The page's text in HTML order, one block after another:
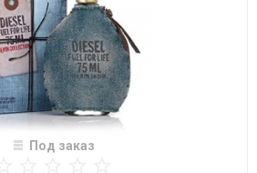
Под заказ